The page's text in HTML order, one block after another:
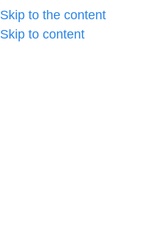
Skip to the content
Skip to content